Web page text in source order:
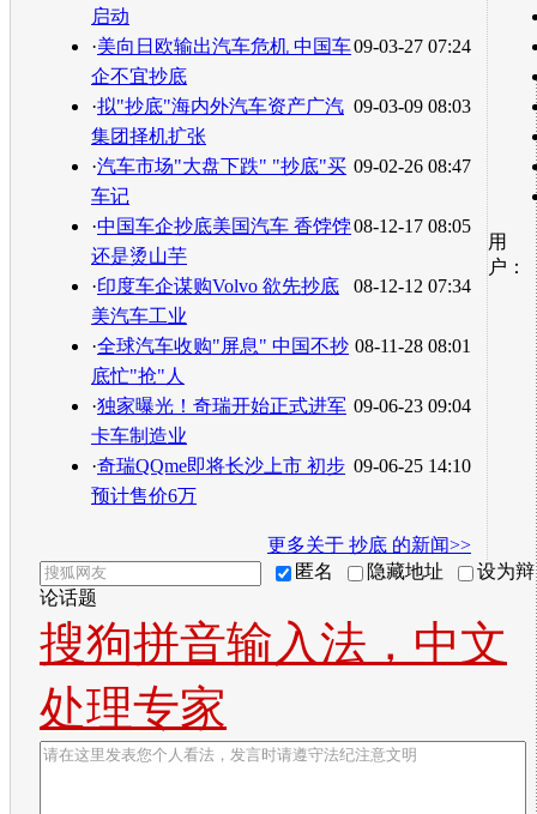
启动
09-03-27 07:24
·美向日欧输出汽车危机 中国车
企不宜抄底
09-03-09 08:03
·拟"抄底"海内外汽车资产广汽
集团择机扩张
09-02-26 08:47
·汽车市场"大盘下跌" "抄底"买
车记
08-12-17 08:05
·中国车企抄底美国汽车 香饽饽
还是烫山芋
08-12-12 07:34
·印度车企谋购Volvo 欲先抄底
美汽车工业
08-11-28 08:01
·全球汽车收购"屏息" 中国不抄
底忙"抢"人
09-06-23 09:04
·独家曝光！奇瑞开始正式进军
卡车制造业
09-06-25 14:10
·奇瑞QQme即将长沙上市 初步
预计售价6万
更多关于 抄底 的新闻>>
用
户：
匿名 隐藏地址
设为辩
论话题
搜狗拼音输入法，中文
处理专家